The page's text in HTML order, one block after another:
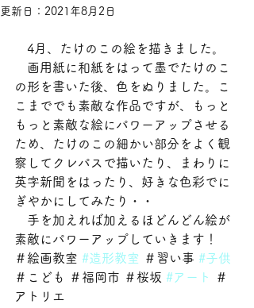
更新日： 2021年8月2日
4月、たけのこの絵を描きました。
画用紙に和紙をはって墨でたけのこ
の形を書いた後、色をぬりました。こ
こまででも素敵な作品ですが、もっと
もっと素敵な絵にパワーアップさせる
ため、たけのこの細かい部分をよく観
察してクレパスで描いたり、まわりに
英字新聞をはったり、好きな色彩でに
ぎやかにしてみたり・・
手を加えれば加えるほどんどん絵が
素敵にパワーアップしていきます！
＃絵画教室 #造形教室 ＃習い事 #子供
＃こども ＃福岡市 ＃桜坂 #アート
＃
アトリエ